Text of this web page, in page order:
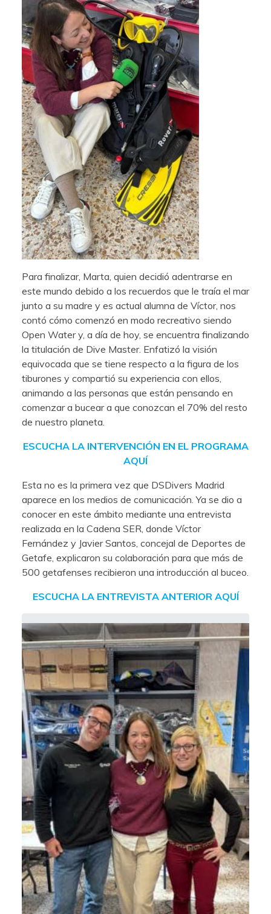
Para finalizar, Marta, quien decidió adentrarse en
este mundo debido a los recuerdos que le traía el mar
junto a su madre y es actual alumna de Víctor, nos
contó cómo comenzó en modo recreativo siendo
Open Water y, a día de hoy, se encuentra finalizando
la titulación de Dive Master. Enfatizó la visión
equivocada que se tiene respecto a la figura de los
tiburones y compartió su experiencia con ellos,
animando a las personas que están pensando en
comenzar a bucear a que conozcan el 70% del resto
de nuestro planeta.
ESCUCHA LA INTERVENCIÓN EN EL PROGRAMA
AQUÍ
Esta no es la primera vez que DSDivers Madrid
aparece en los medios de comunicación. Ya se dio a
conocer en este ámbito mediante una entrevista
realizada en la Cadena SER, donde Víctor
Fernández y Javier Santos, concejal de Deportes de
Getafe, explicaron su colaboración para que más de
500 getafenses recibieron una introducción al buceo.
ESCUCHA LA ENTREVISTA ANTERIOR AQUÍ